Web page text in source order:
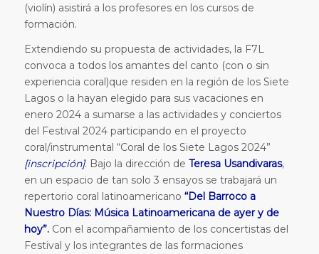
(violín) asistirá a los profesores en los cursos de
formación.
Extendiendo su propuesta de actividades, la F7L
convoca a todos los amantes del canto (con o sin
experiencia coral)que residen en la región de los Siete
Lagos o la hayan elegido para sus vacaciones en
enero 2024 a sumarse a las actividades y conciertos
del Festival 2024 participando en el proyecto
coral/instrumental “Coral de los Siete Lagos 2024”
[inscripción]. Bajo la dirección de Teresa Usandivaras,
en un espacio de tan solo 3 ensayos se trabajará un
repertorio coral latinoamericano “Del Barroco a
Nuestro Días: Música Latinoamericana de ayer y de
hoy”. Con el acompañamiento de los concertistas del
Festival y los integrantes de las formaciones